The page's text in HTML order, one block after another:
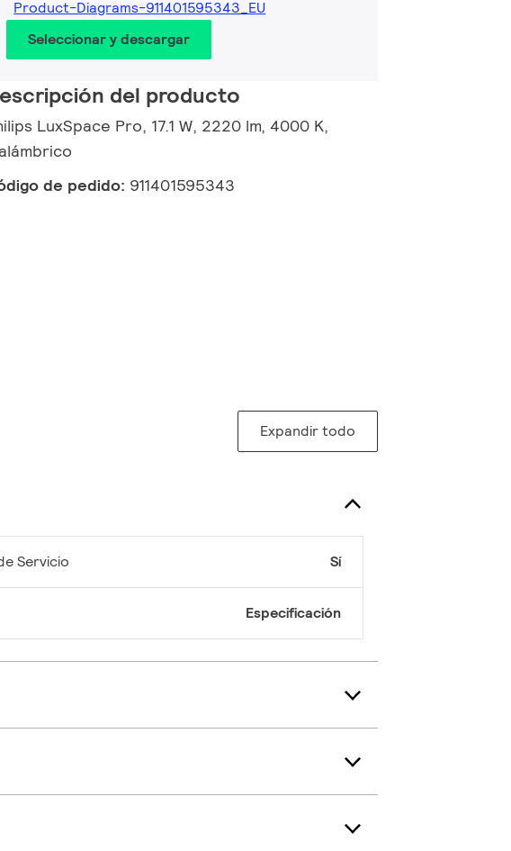
Product-Diagrams-911401595343_EU
Seleccionar y descargar
del producto
LuxSpace Pro, 17.1 W, 2220 lm, 4000 K,
de pedido: 911401595343
Expandir todo
Servicio Sí
Especificación